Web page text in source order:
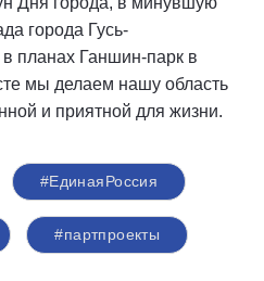
города Гусь-
в планах Ганшин-парк в
мы делаем нашу область
и приятной для жизни.
#‎ЕдинаяРоссия
#партпроекты